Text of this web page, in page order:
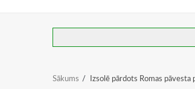
Sākums Izsolē pārdots Romas pāvesta